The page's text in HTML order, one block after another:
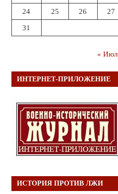
24 25 26 27
31
« Июл
ИНТЕРНЕТ-ПРИЛОЖЕНИЕ
ИСТОРИЯ ПРОТИВ ЛЖИ